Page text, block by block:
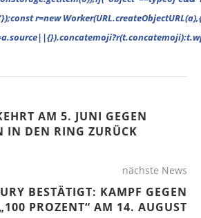
AM 5. JUNI GEGEN
IN DEN RING ZURÜCK
nächste News
BESTÄTIGT: KAMPF GEGEN
PROZENT“ AM 14. AUGUST